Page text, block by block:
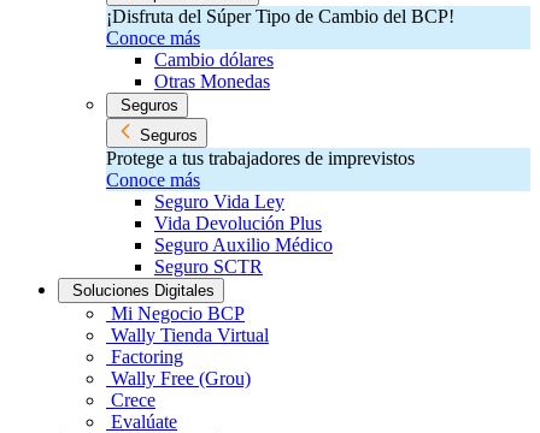
¡Disfruta del Súper Tipo de Cambio del BCP!​
Conoce más
Cambio dólares
Otras Monedas
Seguros
Seguros
Protege a tus trabajadores de imprevistos
Conoce más
Seguro Vida Ley
Vida Devolución Plus
Seguro Auxilio Médico
Seguro SCTR
Soluciones Digitales
Mi Negocio BCP
Wally Tienda Virtual
Factoring
Wally Free (Grou)
Crece
Evalúate